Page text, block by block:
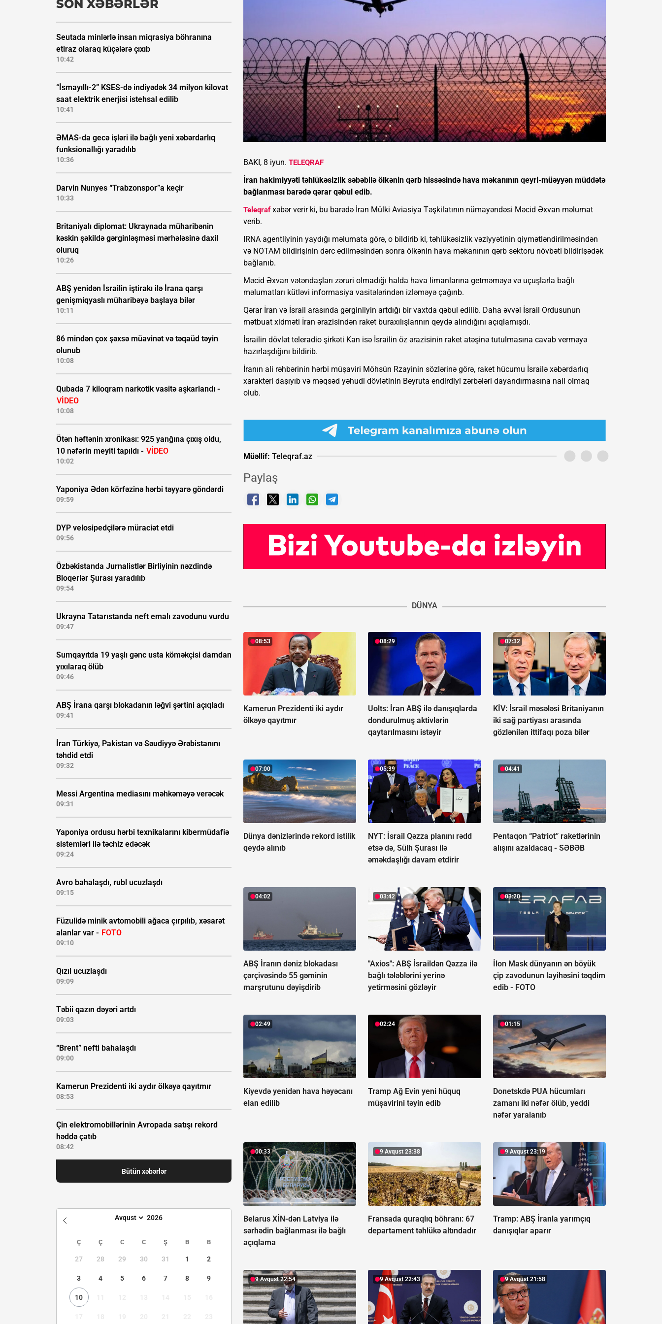
SON XƏBƏRLƏR
Seutada minlərlə insan miqrasiya böhranına
etiraz olaraq küçələrə çıxıb
10:42
“İsmayıllı-2” KSES-də indiyədək 34 milyon kilovat
saat elektrik enerjisi istehsal edilib
10:41
ƏMAS-da gecə işləri ilə bağlı yeni xəbərdarlıq
funksionallığı yaradılıb
10:36
Darvin Nunyes “Trabzonspor”a keçir
10:33
Britaniyalı diplomat: Ukraynada müharibənin
kəskin şəkildə gərginləşməsi mərhələsinə daxil
oluruq
10:26
ABŞ yenidən İsrailin iştirakı ilə İrana qarşı
genişmiqyaslı müharibəyə başlaya bilər
10:11
86 mindən çox şəxsə müavinət və təqaüd təyin
olunub
10:08
Qubada 7 kiloqram narkotik vasitə aşkarlandı -
VİDEO
10:08
Ötən həftənin xronikası: 925 yanğına çıxış oldu,
10 nəfərin meyiti tapıldı - VİDEO
10:02
Yaponiya Ədən körfəzinə hərbi təyyarə göndərdi
09:59
DYP velosipedçilərə müraciət etdi
09:56
Özbəkistanda Jurnalistlər Birliyinin nəzdində
Bloqerlər Şurası yaradılıb
09:54
Ukrayna Tatarıstanda neft emalı zavodunu vurdu
09:47
Sumqayıtda 19 yaşlı gənc usta köməkçisi damdan
yıxılaraq ölüb
09:46
ABŞ İrana qarşı blokadanın ləğvi şərtini açıqladı
09:41
İran Türkiyə, Pakistan və Səudiyyə Ərəbistanını
təhdid etdi
09:32
Messi Argentina mediasını məhkəməyə verəcək
09:31
Yaponiya ordusu hərbi texnikalarını kibermüdafiə
sistemləri ilə təchiz edəcək
09:24
Avro bahalaşdı, rubl ucuzlaşdı
09:15
Füzulidə minik avtomobili ağaca çırpılıb, xəsarət
alanlar var - FOTO
09:10
Qızıl ucuzlaşdı
09:09
Təbii qazın dəyəri artdı
09:03
“Brent” nefti bahalaşdı
09:00
Kamerun Prezidenti iki aydır ölkəyə qayıtmır
08:53
Çin elektromobillərinin Avropada satışı rekord
həddə çatıb
08:42
Bütün xəbərlər
Ç Ç C C Ş B B
27 28 29 30 31 1 2
3 4 5 6 7 8 9
10
BAKI, 8 iyun. TELEQRAF
İran hakimiyyəti təhlükəsizlik səbəbilə ölkənin qərb hissəsində hava məkanının qeyri-müəyyən müddətə
bağlanması barədə qərar qəbul edib.
Teleqrafxəbər verir ki, bu barədə İran Mülki Aviasiya Təşkilatının nümayəndəsi Məcid Əxvan məlumat
verib.
IRNA agentliyinin yaydığı məlumata görə, o bildirib ki, təhlükəsizlik vəziyyətinin qiymətləndirilməsindən
və NOTAM bildirişinin dərc edilməsindən sonra ölkənin hava məkanının qərb sektoru növbəti bildirişədək
bağlanıb.
Məcid Əxvan vətəndaşları zəruri olmadığı halda hava limanlarına getməməyə və uçuşlarla bağlı
məlumatları kütləvi informasiya vasitələrindən izləməyə çağırıb.
Qərar İran və İsrail arasında gərginliyin artdığı bir vaxtda qəbul edilib. Daha əvvəl İsrail Ordusunun
mətbuat xidməti İran ərazisindən raket buraxılışlarının qeydə alındığını açıqlamışdı.
İsrailin dövlət teleradio şirkəti Kan isə İsrailin öz ərazisinin raket atəşinə tutulmasına cavab verməyə
hazırlaşdığını bildirib.
İranın ali rəhbərinin hərbi müşaviri Möhsün Rzayinin sözlərinə görə, raket hücumu İsrailə xəbərdarlıq
xarakteri daşıyıb və məqsəd yəhudi dövlətinin Beyruta endirdiyi zərbələri dayandırmasına nail olmaq
olub.
Müəllif: Teleqraf.az
Paylaş
DÜNYA
08:53
Kamerun Prezidenti iki aydır
ölkəyə qayıtmır
08:29
Uolts: İran ABŞ ilə danışıqlarda
dondurulmuş aktivlərin
qaytarılmasını istəyir
07:32
KİV: İsrail məsələsi Britaniyanın
iki sağ partiyası arasında
gözlənilən ittifaqı poza bilər
07:00
Dünya dənizlərində rekord istilik
qeydə alınıb
05:39
NYT: İsrail Qəzza planını rədd
etsə də, Sülh Şurası ilə
əməkdaşlığı davam etdirir
04:41
Pentaqon “Patriot” raketlərinin
alışını azaldacaq - SƏBƏB
04:02
ABŞ İranın dəniz blokadası
çərçivəsində 55 gəminin
marşrutunu dəyişdirib
03:42
"Axios": ABŞ İsraildən Qəzza ilə
bağlı tələblərini yerinə
yetirməsini gözləyir
03:20
İlon Mask dünyanın ən böyük
çip zavodunun layihəsini təqdim
edib - FOTO
02:49
Kiyevdə yenidən hava həyəcanı
elan edilib
02:24
Tramp Ağ Evin yeni hüquq
müşavirini təyin edib
01:15
Donetskdə PUA hücumları
zamanı iki nəfər ölüb, yeddi
nəfər yaralanıb
00:33
Belarus XİN-dən Latviya ilə
sərhədin bağlanması ilə bağlı
açıqlama
9 Avqust 23:38
Fransada quraqlıq böhranı:67
departament təhlükə altındadır
9 Avqust 23:19
Tramp: ABŞ İranla yarımçıq
danışıqlar aparır
9 Avqust 22:54 9 Avqust 22:43 9 Avqust 21:58